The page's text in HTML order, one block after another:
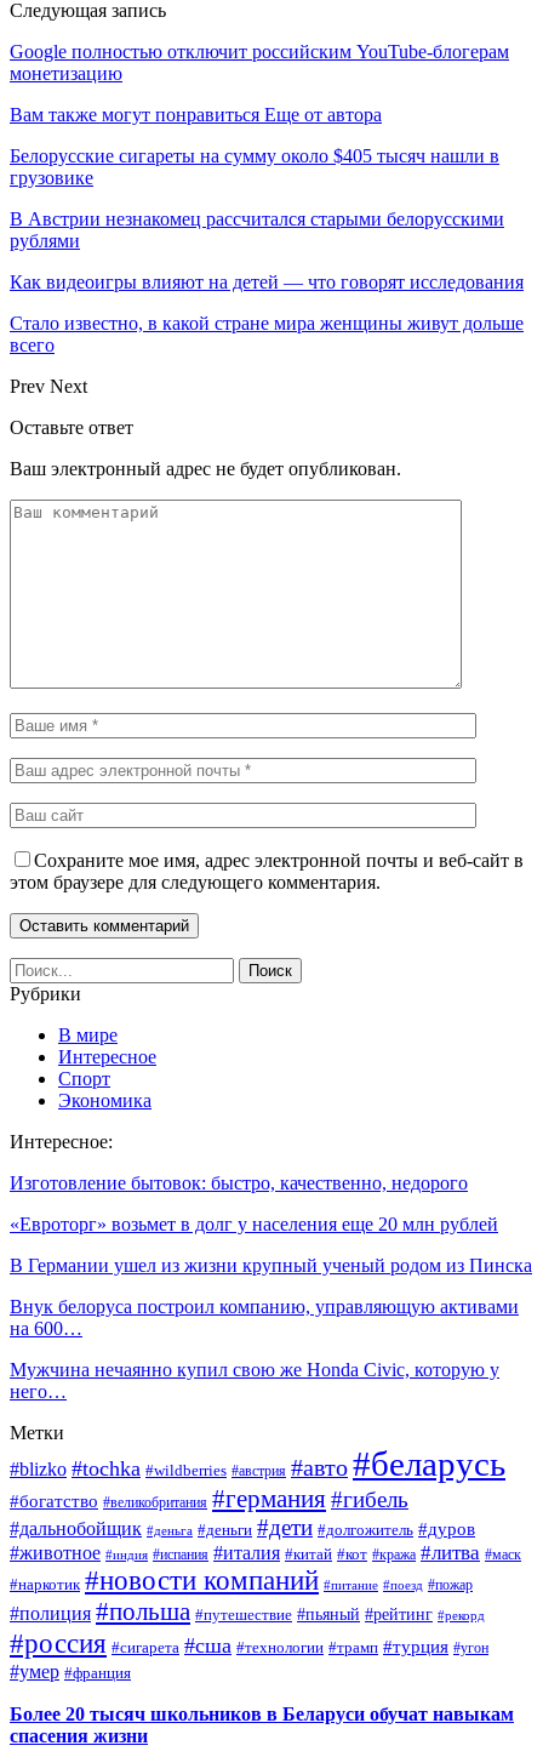
Следующая запись
Google полностью отключит российским YouTube-блогерам
монетизацию
Вам также могут понравиться Еще от автора
Белорусские сигареты на сумму около $405 тысяч нашли в
грузовике
В Австрии незнакомец рассчитался старыми белорусскими
рублями
Как видеоигры влияют на детей — что говорят исследования
Стало известно, в какой стране мира женщины живут дольше
всего
Prev Next
Оставьте ответ
Ваш электронный адрес не будет опубликован.
Сохраните мое имя, адрес электронной почты и веб-сайт в
этом браузере для следующего комментария.
Рубрики
В мире
Интересное
Спорт
Экономика
Интересное:
Изготовление бытовок: быстро, качественно, недорого
«Евроторг» возьмет в долг у населения еще 20 млн рублей
В Германии ушел из жизни крупный ученый родом из Пинска
Внук белоруса построил компанию, управляющую активами
на 600…
Мужчина нечаянно купил свою же Honda Civic, которую у
него…
Метки
#blizko #tochka #wildberries #австрия #авто#беларусь
#богатство #великобритания #германия#гибель
#дальнобойщик #деньга #деньги #дети #долгожитель #дуров
#животное #индия #испания #италия #китай #кот #кража #литва #маск
#наркотик #новости компаний #питание #поезд #пожар
#полиция #польша #путешествие #пьяный #рейтинг #рекорд
#россия #сигарета #сша #технологии #трамп #турция #угон
#умер #франция
Более 20 тысяч школьников в Беларуси обучат навыкам
спасения жизни